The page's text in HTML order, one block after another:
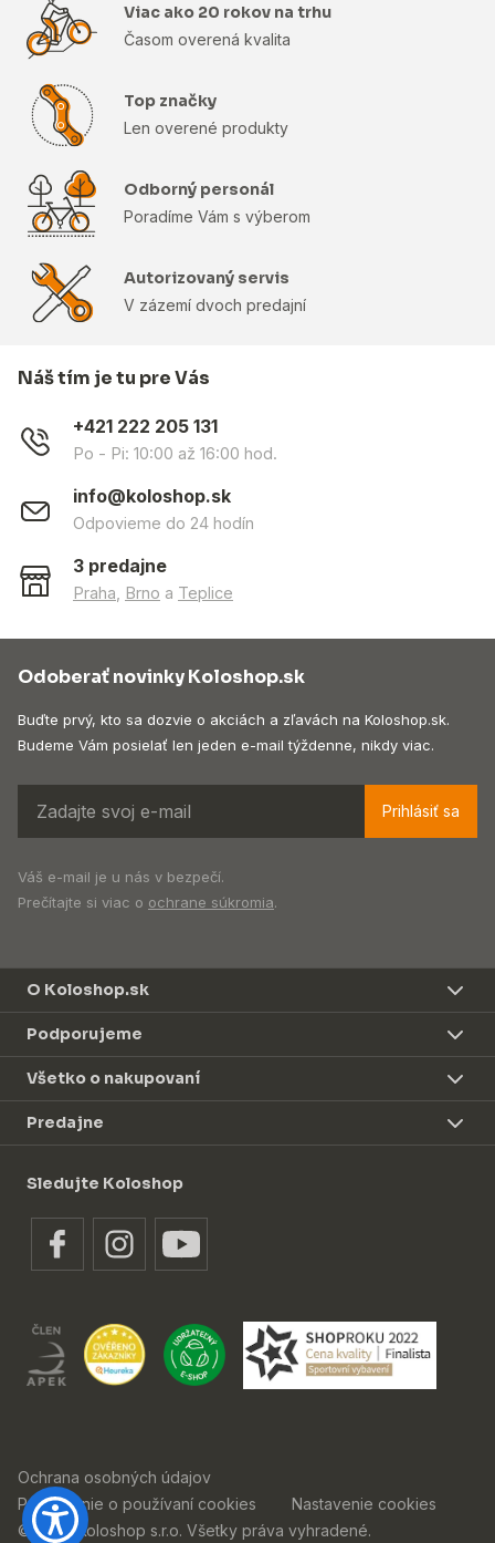
Viac ako 20 rokov na trhu
Časom overená kvalita
Top značky
Len overené produkty
Odborný personál
Poradíme Vám s výberom
Autorizovaný servis
V zázemí dvoch predajní
Náš tím je tu pre Vás
+421 222 205 131
Po - Pi: 10:00 až 16:00 hod.
info@koloshop.sk
Odpovieme do 24 hodín
3 predajne
Praha Brno a Teplice
Odoberať novinky Koloshop.sk
Buďte prvý, kto sa dozvie o akciách a zľavách na Koloshop.sk.
Budeme Vám posielať len jeden e-mail týždenne, nikdy viac.
Prihlásiť sa
Váš e-mail je u nás v bezpečí.
Prečítajte si viac o ochrane súkromia.
O Koloshop.sk
Podporujeme
Všetko o nakupovaní
Predajne
Sledujte Koloshop
Ochrana osobných údajov
Prehlásenie o používaní cookies
Nastavenie cookies
© 2026 Koloshop s.r.o. Všetky práva vyhradené.